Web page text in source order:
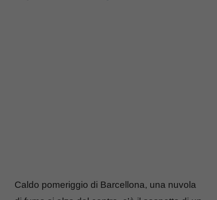
Caldo pomeriggio di Barcellona, una nuvola